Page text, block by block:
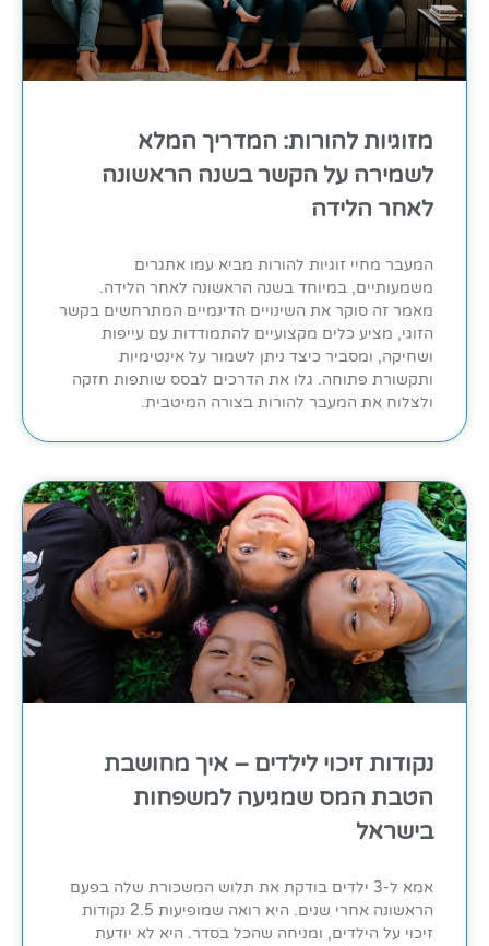
מזוגיות להורות: המדריך המלא
לשמירה על הקשר בשנה הראשונה
לאחר הלידה
המעבר מחיי זוגיות להורות מביא עמו אתגרים
משמעותיים, במיוחד בשנה הראשונה לאחר הלידה.
מאמר זה סוקר את השינויים הדינמיים המתרחשים בקשר
הזוגי, מציע כלים מקצועיים להתמודדות עם עייפות
ושחיקה, ומסביר כיצד ניתן לשמור על אינטימיות
ותקשורת פתוחה. גלו את הדרכים לבסס שותפות חזקה
ולצלוח את המעבר להורות בצורה המיטבית.
נקודות זיכוי לילדים – איך מחושבת
הטבת המס שמגיעה למשפחות
בישראל
אמא ל-3 ילדים בודקת את תלוש המשכורת שלה בפעם
הראשונה אחרי שנים. היא רואה שמופיעות 2.5 נקודות
זיכוי על הילדים, ומניחה שהכל בסדר. היא לא יודעת